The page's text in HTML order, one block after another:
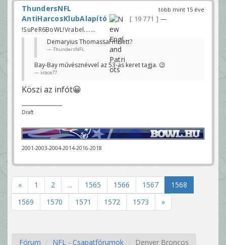
több mint 15 éve
ThundersNFL
AntiHarcosKlubAlapító
19 771
—
!SuPeR6BoWL!Vrabel.......
Demaryius Thomassal mi lett?
ThundersNFL
Bay-Bay művésznévvel az 53-as keret tagja. 😉
xrace77
Köszi az infót😀
Draft
2001-2003-2004-2014-2016-2018
« 1 2 ... 1565 1566 1567
1568
1569
1570 1571 1572 1573 »
Fórum NFL - Csapatfórumok Denver Broncos